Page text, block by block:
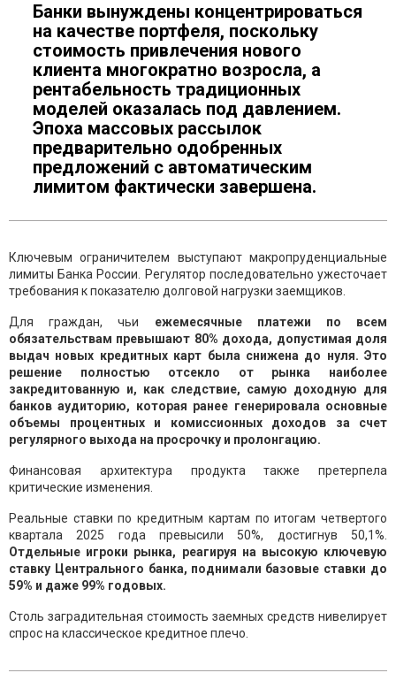
Банки вынуждены концентрироваться
на качестве портфеля, поскольку
стоимость привлечения нового
клиента многократно возросла, а
рентабельность традиционных
моделей оказалась под давлением.
Эпоха массовых рассылок
предварительно одобренных
предложений с автоматическим
лимитом фактически завершена.
Ключевым ограничителем выступают макропруденциальные
лимиты Банка России. Регулятор последовательно ужесточает
требования к показателю долговой нагрузки заемщиков.
Для граждан, чьи ежемесячные платежи по всем
обязательствам превышают 80% дохода, допустимая доля
выдач новых кредитных карт была снижена до нуля. Это
решение полностью отсекло от рынка наиболее
закредитованную и, как следствие, самую доходную для
банков аудиторию, которая ранее генерировала основные
объемы процентных и комиссионных доходов за счет
регулярного выхода на просрочку и пролонгацию.
Финансовая архитектура продукта также претерпела
критические изменения.
Реальные ставки по кредитным картам по итогам четвертого
квартала 2025 года превысили 50%, достигнув 50,1%.
Отдельные игроки рынка, реагируя на высокую ключевую
ставку Центрального банка, поднимали базовые ставки до
59% и даже 99% годовых.
Столь заградительная стоимость заемных средств нивелирует
спрос на классическое кредитное плечо.